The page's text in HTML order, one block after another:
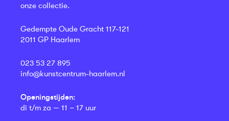
onze collectie.
Gedempte Oude Gracht 117-121
2011 GP Haarlem
023 53 27 895
info@kunstcentrum-haarlem.nl
Openingstijden:
di t/m za — 11 – 17 uur